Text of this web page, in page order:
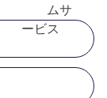
ムサ
ービス